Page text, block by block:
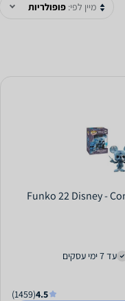
מיין לפי: פופולריות
Funko 22 Disney -
עד 7 ימי עסקים
4.5
(1459)